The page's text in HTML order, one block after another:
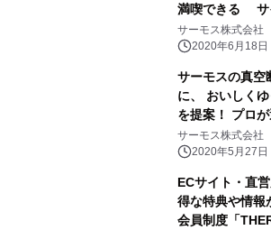
満喫できる サ
間の傾向は 「い
としたい」「
自分時間をじっ
間：2020年7月
サーモス株式会社
2020年6月18日
サーモスの真空
に、 おいしく
を提案！ プロ
レコメンド！ 期
ト『音ナ(オト
サーモス株式会社
2020年5月27日
ECサイト・直
得な特典や情
会員制度「